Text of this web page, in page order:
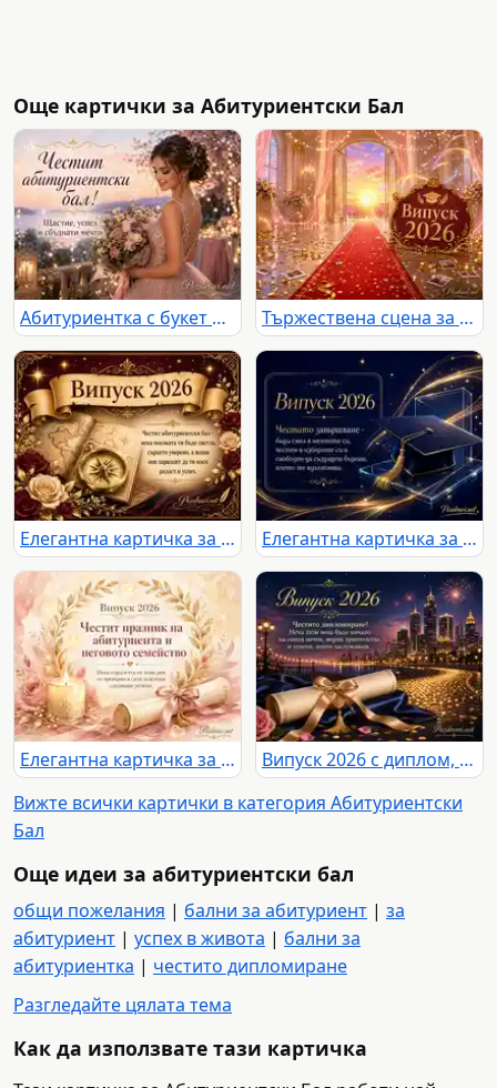
Още картички за Абитуриентски Бал
Абитуриентка с букет и празничен надпис за бал край романтичен залез Тържествена сцена за Випуск 2026 с червен килим, златна украса и залез
Елегантна картичка за Випуск 2026 с компас, рози и пожелание за абитуриентски бал Елегантна картичка за Випуск 2026 с академична шапка и вдъхновяващо послание
Елегантна картичка за Випуск 2026 с поздрав към абитуриента и неговото семейство
Випуск 2026 с диплом, фойерверки и празничен градски силует
Вижте всички картички в категория Абитуриентски
Бал
Още идеи за абитуриентски бал
общи пожелания | бални за абитуриент | за
абитуриент | успех в живота | бални за
абитуриентка | честито дипломиране
Разгледайте цялата тема
Как да използвате тази картичка